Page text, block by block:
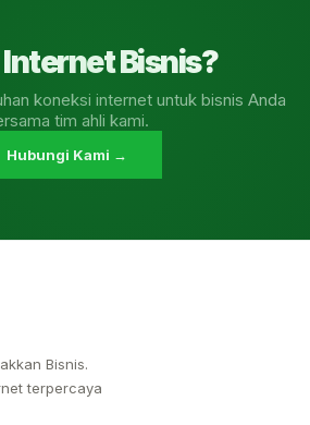
Bisnis?
koneksi internet untuk bisnis Anda
tim ahli kami.
Hubungi Kami →
Bisnis.
terpercaya